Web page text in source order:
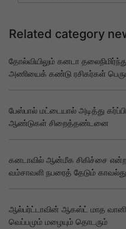
Related category
தோல்வியிலும் கனடா
அணியைக் கண்டு ரசிகர்கள்
பேஸ்பால் மட்டையால் அடித்து
ஆண்டுகள் சிறைத்தண்டனை
கனடாவில் ஆன்மீக சிகிச்சை என்ற
வம்சாவளி நபரைத் தேடும்
ஆல்பர்ட்டாவின் ஆகஸ்ட் மாத
வெப்பமும் மழையும் தொடரும்